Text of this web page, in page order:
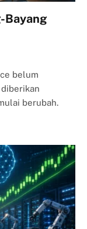
Bayang
belum
berubah.